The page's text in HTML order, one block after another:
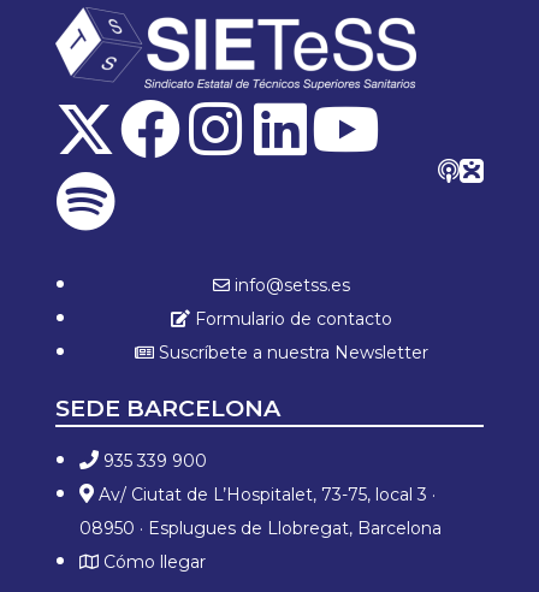
info@setss.es
Formulario de contacto
Suscríbete a nuestra Newsletter
SEDE BARCELONA
935 339 900
Av/ Ciutat de L’Hospitalet, 73-75, local 3 ·
08950 · Esplugues de Llobregat, Barcelona
Cómo llegar